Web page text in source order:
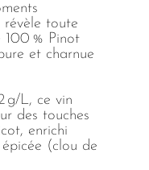
révèle toute
100 % Pinot
et charnue
g/L, ce vin
des touches
enrichi
épicée (clou de